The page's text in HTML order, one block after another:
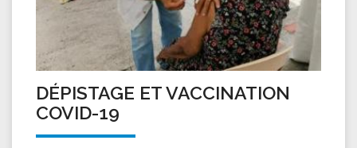
DÉPISTAGE ET VACCINATION
COVID-19